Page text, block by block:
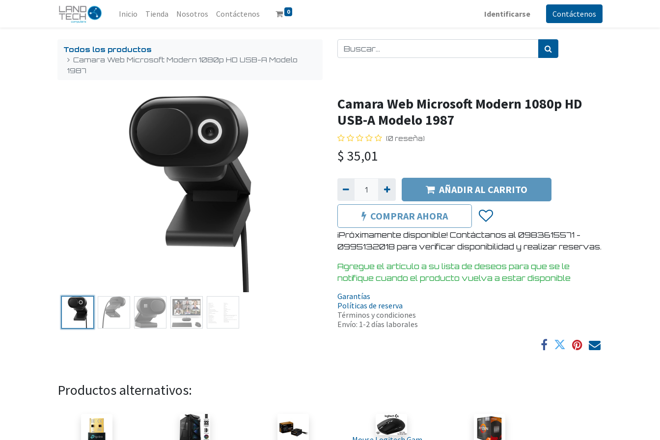
Inicio Tienda Nosotros Contáctenos 0 Identificarse Contáctenos
Todos los productos
Camara Web Microsoft Modern 1080p HD USB-A Modelo
1987
Camara Web Microsoft Modern 1080p HD
USB-A Modelo 1987
(0 reseña)
$ 35,01
AÑADIR AL CARRITO
COMPRAR AHORA
¡Próximamente disponible! Contáctanos al 0983615571 -
0995132018 para verificar disponibilidad y realizar reservas.
Agregue el artículo a su lista de deseos para que se le
notifique cuando el producto vuelva a estar disponible
Garantías
Políticas de reserva
Términos y condiciones
Envío: 1-2 días laborales
Productos alternativos: